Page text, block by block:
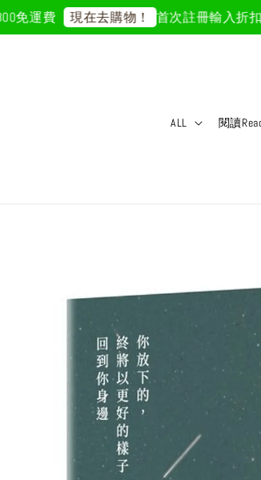
費 現在去購物！ 首次註冊輸入折扣碼「
ALL 閱讀